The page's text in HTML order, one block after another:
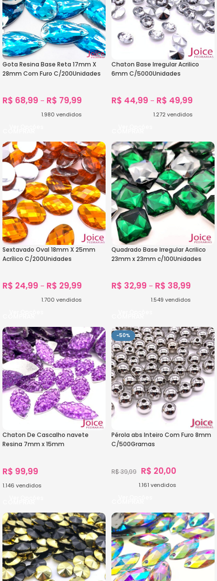
Gota Resina Base Reta 17mm X
28mm Com Furo C/200Unidades
R$ 68,99 – R$ 79,99
1.980 vendidos
Chaton Base Irregular Acrilico
6mm C/5000Unidades
R$ 44,99 – R$ 49,99
1.272 vendidos
Sextavado Oval 18mm X 25mm
Acrílico C/200Unidades
R$ 24,99 – R$ 29,99
1.700 vendidos
Quadrado Base Irregular Acrilico
23mm x 23mm c/100Unidades
R$ 32,99 – R$ 38,99
1.549 vendidos
Chaton De Cascalho navete
Resina 7mm x 15mm
R$ 99,99
1.146 vendidos
-50%
Pérola abs Inteiro Com Furo 8mm
C/500Gramas
R$39,99 R$ 20,00
1.161 vendidos